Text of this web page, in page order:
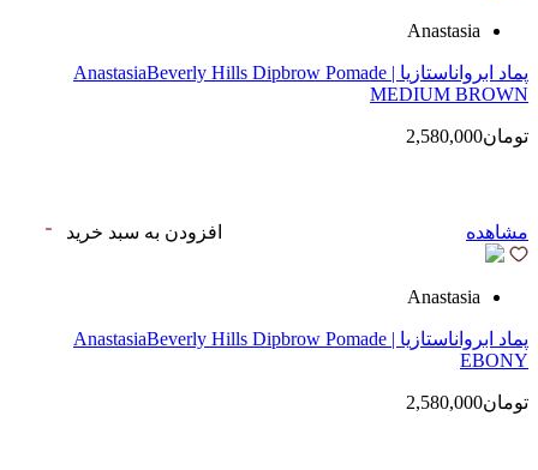
Anastasia
پماد ابرواناستازیا | AnastasiaBeverly Hills Dipbrow Pomade
MEDIUM BROWN
تومان2,580,000
مشاهده افزودن به سبد خرید
Anastasia
پماد ابرواناستازیا | AnastasiaBeverly Hills Dipbrow Pomade
EBONY
تومان2,580,000